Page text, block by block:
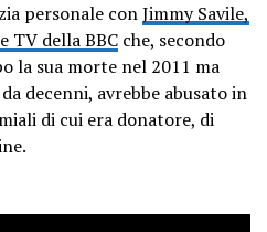
personale conJimmy Savile,
TV della BBC che, secondo
la sua morte nel 2011 ma
decenni, avrebbe abusato in
di cui era donatore, di